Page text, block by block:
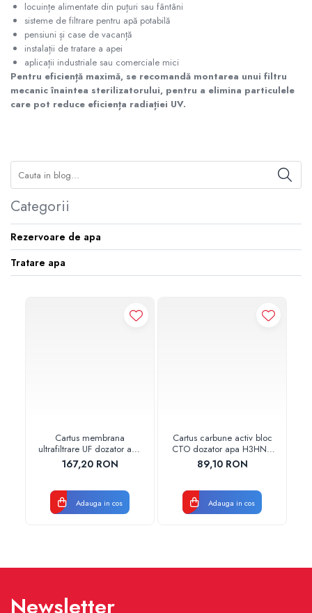
locuințe alimentate din puțuri sau fântâni
sisteme de filtrare pentru apă potabilă
pensiuni și case de vacanță
instalații de tratare a apei
aplicații industriale sau comerciale mici
Pentru eficiență maximă, se recomandă montarea unui filtru
mecanic înaintea sterilizatorului, pentru a elimina particulele
care pot reduce eficiența radiației UV.
Categorii
Rezervoare de apa
Tratare apa
Cartus membrana
ultrafiltrare UF dozator apa
H3HNC AquaPur Valhoh
Valrom
167,20 RON
Adauga in cos
Cartus carbune activ bloc
CTO dozator apa H3HNC
AquaPur Valhoh Valrom
AQUA08810411000
89,10 RON
Adauga in cos
Newsletter